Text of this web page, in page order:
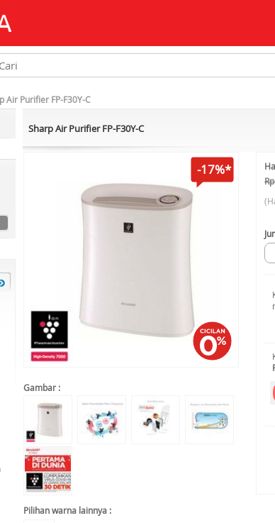
Air Purifier FP-F30Y-C
Sharp Air Purifier FP-F30Y-C
-17%*
Gambar :
Pilihan warna lainnya :